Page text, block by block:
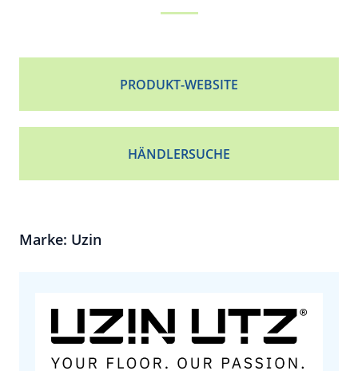
PRODUKT-WEBSITE
HÄNDLERSUCHE
Marke: Uzin